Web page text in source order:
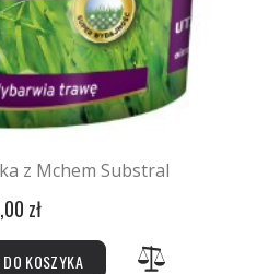
z Mchem Substral
zł
DO KOSZYKA